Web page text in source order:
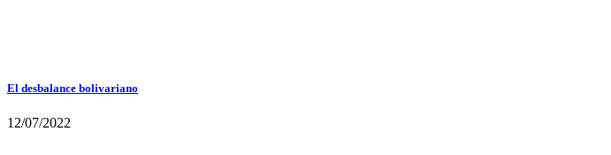
El desbalance bolivariano
12/07/2022